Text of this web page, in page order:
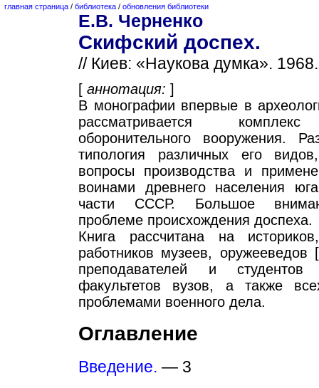
главная страница / библиотека / обновления библиотеки
Е.В. Черненко
Скифский доспех.
// Киев: «Наукова думка».
[ аннотация: ]
В монографии впервые в
рассматривается
оборонительного вооружения.
типология различных его
вопросы производства и
воинами древнего населения
части СССР. Большое
проблеме происхождения доспеха.
Книга рассчитана на
работников музеев, оружееведов [
преподавателей и студентов
факультетов вузов, а также
проблемами военного дела.
Оглавление
Введение. — 3